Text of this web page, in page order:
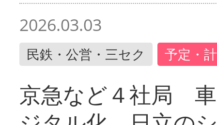
2026.03.03
民鉄・公営・三セク 予定・
京急など４社局